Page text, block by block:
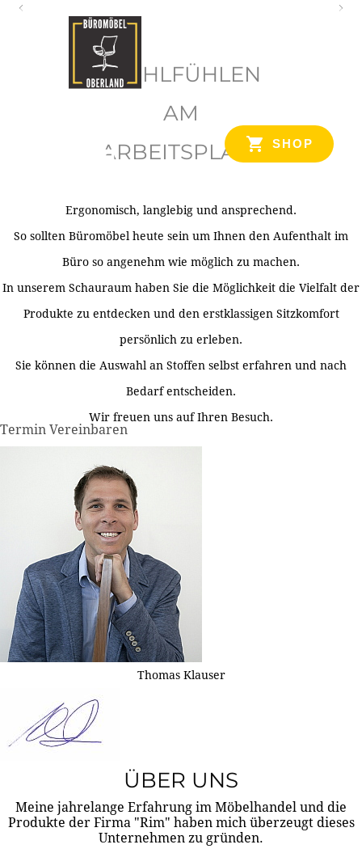
SHOP
WOHLFÜHLEN
AM
ARBEITSPLATZ
Ergonomisch, langlebig und ansprechend.
So sollten Büromöbel heute sein um Ihnen den Aufenthalt im
Büro so angenehm wie möglich zu machen.
In unserem Schauraum haben Sie die Möglichkeit die Vielfalt der
Produkte zu entdecken und den erstklassigen Sitzkomfort
persönlich zu erleben.
Sie können die Auswahl an Stoffen selbst erfahren und nach
Bedarf entscheiden.
Wir freuen uns auf Ihren Besuch.
Termin Vereinbaren
Thomas Klauser
ÜBER UNS
Meine jahrelange Erfahrung im Möbelhandel und die
Produkte der Firma "Rim" haben mich überzeugt dieses
Unternehmen zu gründen.